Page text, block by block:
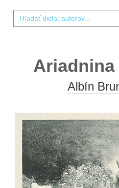
Ariadnina
Albín